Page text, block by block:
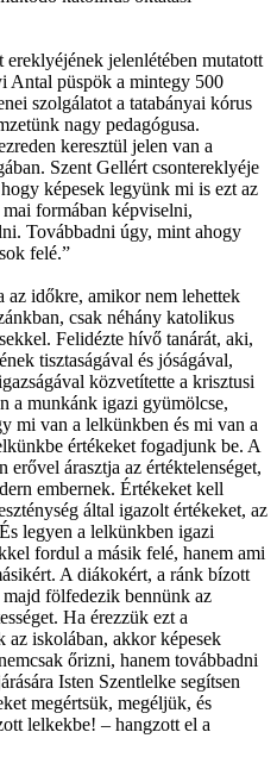
ereklyéjének jelenlétében mutatott
Antal püspök a mintegy 500
szolgálatot a tatabányai kórus
nagy pedagógusa.
keresztül jelen van a
Szent Gellért csontereklyéje
képesek legyünk mi is ezt az
formában képviselni,
Továbbadni úgy, mint ahogy
felé.”
az időkre, amikor nem lehettek
csak néhány katolikus
Felidézte hívő tanárát, aki,
tisztaságával és jóságával,
közvetítette a krisztusi
a munkánk igazi gyümölcse,
mi van a lelkünkben és mi van a
értékeket fogadjunk be. A
árasztja az értéktelenséget,
embernek. Értékeket kell
által igazolt értékeket, az
legyen a lelkünkben igazi
fordul a másik felé, hanem ami
A diákokért, a ránk bízott
fölfedezik bennünk az
Ha érezzük ezt a
az iskolában, akkor képesek
őrizni, hanem továbbadni
Isten Szentlelke segítsen
megértsük, megéljük, és
lelkekbe! – hangzott el a